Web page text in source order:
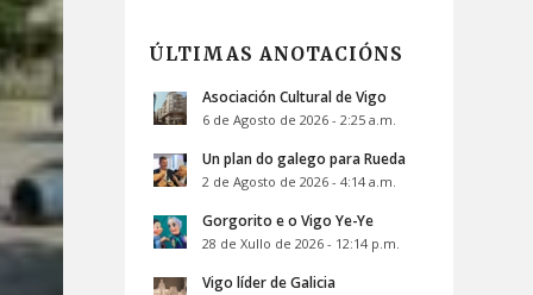
ÚLTIMAS ANOTACIÓNS
Asociación Cultural de Vigo
6 de Agosto de 2026 - 2:25 a.m.
Un plan do galego para Rueda
2 de Agosto de 2026 - 4:14 a.m.
Gorgorito e o Vigo Ye-Ye
28 de Xullo de 2026 - 12:14 p.m.
Vigo líder de Galicia